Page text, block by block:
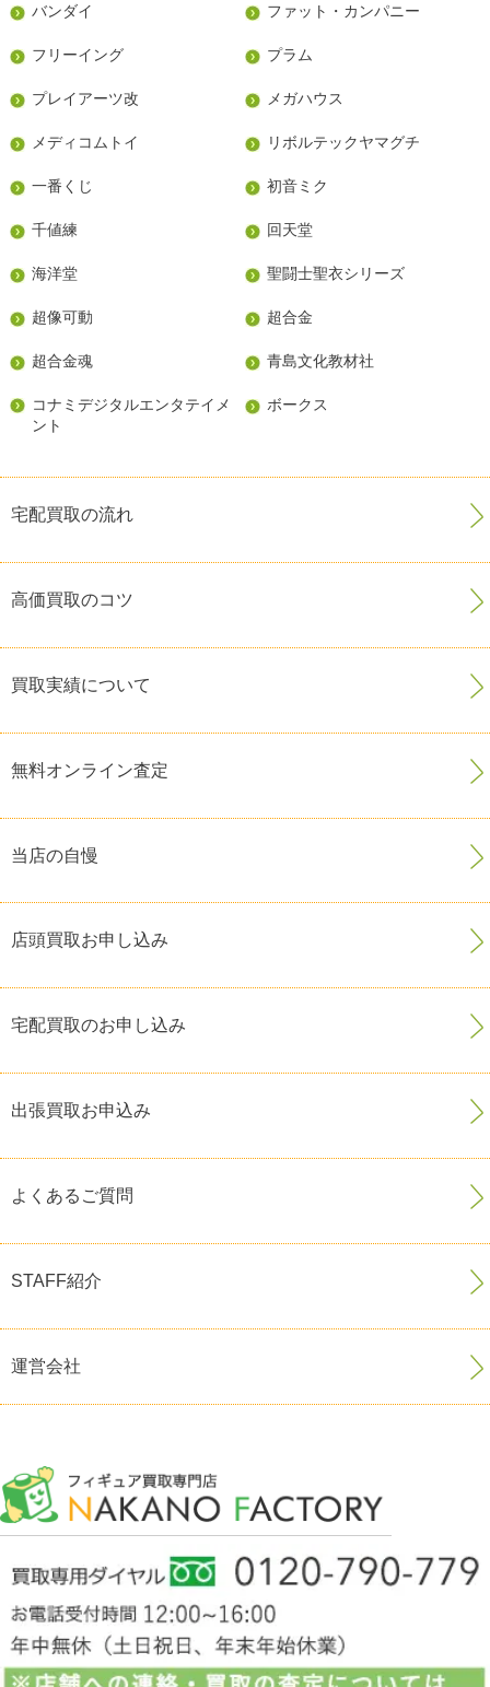
バンダイ ファット・カンパニー
フリーイング プラム
プレイアーツ改 メガハウス
メディコムトイ リボルテックヤマグチ
一番くじ 初音ミク
千値練 回天堂
海洋堂 聖闘士聖衣シリーズ
超像可動 超合金
超合金魂 青島文化教材社
コナミデジタルエンタテイメ
ント
ボークス
宅配買取の流れ
高価買取のコツ
買取実績について
無料オンライン査定
当店の自慢
店頭買取お申し込み
宅配買取のお申し込み
出張買取お申込み
よくあるご質問
STAFF紹介
運営会社